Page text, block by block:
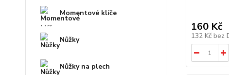
Momentové klíče
Nůžky
Nůžky na plech
160 Kč
132 Kč bez